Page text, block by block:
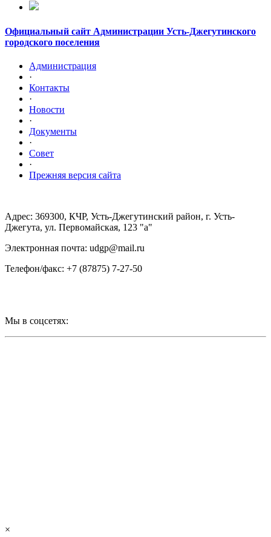
Официальный сайт Администрации Усть-Джегутинского
городского поселения
Администрация
·
Контакты
·
Новости
·
Документы
·
Совет
·
Прежняя версия сайта
Адрес: 369300, КЧР, Усть-Джегутинский район, г. Усть-
Джегута, ул. Первомайская, 123 "а"
Электронная почта: udgp@mail.ru
Телефон/факс: +7 (87875) 7-27-50
Мы в соцсетях:
×